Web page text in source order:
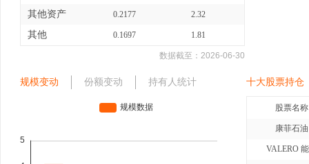
其他资产 0.2177 2.32
其他 0.1697 1.81
数据截至： 2026-06-30
规模变动 份额变动 持有人统计 十大股票持仓
股票名称
康菲石油
VALERO